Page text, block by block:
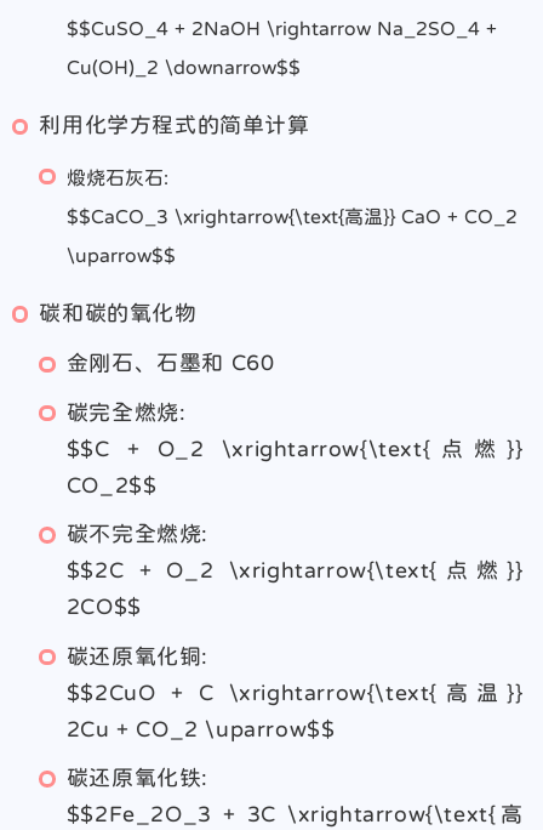
$$CuSO_4 + 2NaOH \rightarrow Na_2SO_4 +
Cu(OH)_2 \downarrow$$
利用化学方程式的简单计算
煅烧石灰石:
$$CaCO_3 \xrightarrow{\text{高温}} CaO + CO_2
\uparrow$$
碳和碳的氧化物
金刚石、石墨和 C60
碳完全燃烧:
$$C + O_2 \xrightarrow{\text{点燃}}
CO_2$$
碳不完全燃烧:
$$2C + O_2 \xrightarrow{\text{点燃}}
2CO$$
碳还原氧化铜:
$$2CuO + C \xrightarrow{\text{高温}}
2Cu + CO_2 \uparrow$$
碳还原氧化铁:
$$2Fe_2O_3 + 3C \xrightarrow{\text{高